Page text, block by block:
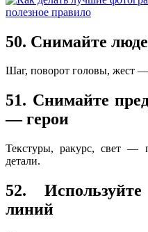
50. Снимайте
Шаг, поворот головы, жест
51. Снимайте
— герои
Текстуры, ракурс, свет —
детали.
52.
линий